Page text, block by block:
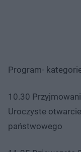
Program-
10.30
Uroczyste
państwowego